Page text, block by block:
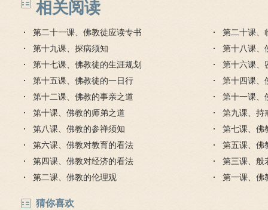
相关阅读
第二十一课、佛教徒应读专书
第二十课、
第十九课、探病须知
第十八课、
第十七课、佛教徒的生涯规划
第十六课、
第十五课、佛教徒的一日行
第十四课、
第十二课、佛教的事亲之道
第十一课、
第十课、佛教的师弟之道
第九课、持
第八课、佛教的参禅须知
第七课、佛
第六课、佛教对教育的看法
第五课、佛
第四课、佛教对经济的看法
第三课、般
第二课、佛教的伦理观
第一课、佛
猜你喜欢